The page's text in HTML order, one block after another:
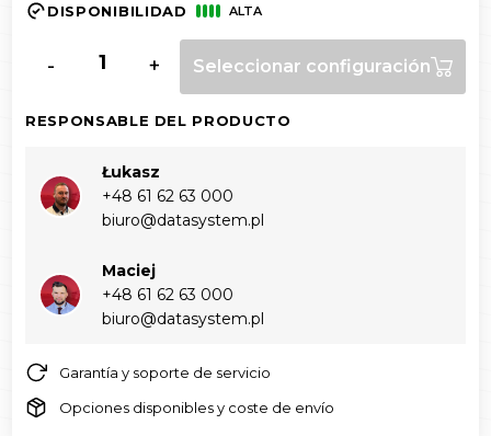
DISPONIBILIDAD ALTA
- + Seleccionar configuración
RESPONSABLE DEL PRODUCTO
Łukasz
+48 61 62 63 000‬
biuro@datasystem.pl
Maciej
+48 61 62 63 000‬
biuro@datasystem.pl
Garantía y soporte de servicio
Opciones disponibles y coste de envío